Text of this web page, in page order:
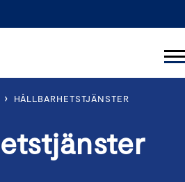
› HÅLLBARHETSTJÄNSTER